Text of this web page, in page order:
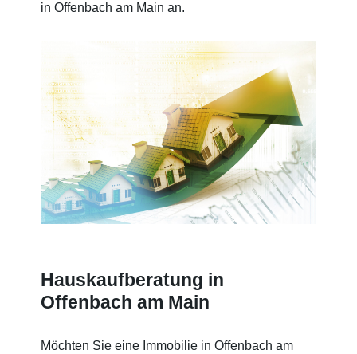
in Offenbach am Main an.
Hauskaufberatung in
Offenbach am Main
Möchten Sie eine Immobilie in Offenbach am